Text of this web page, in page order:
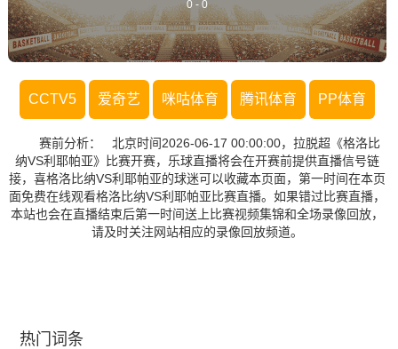
0 - 0
CCTV5 爱奇艺 咪咕体育 腾讯体育 PP体育
赛前分析： 北京时间2026-06-17 00:00:00，拉脱超《格洛比
纳VS利耶帕亚》比赛开赛，乐球直播将会在开赛前提供直播信号链
接，喜格洛比纳VS利耶帕亚的球迷可以收藏本页面，第一时间在本页
面免费在线观看格洛比纳VS利耶帕亚比赛直播。如果错过比赛直播，
本站也会在直播结束后第一时间送上比赛视频集锦和全场录像回放，
请及时关注网站相应的录像回放频道。
热门词条